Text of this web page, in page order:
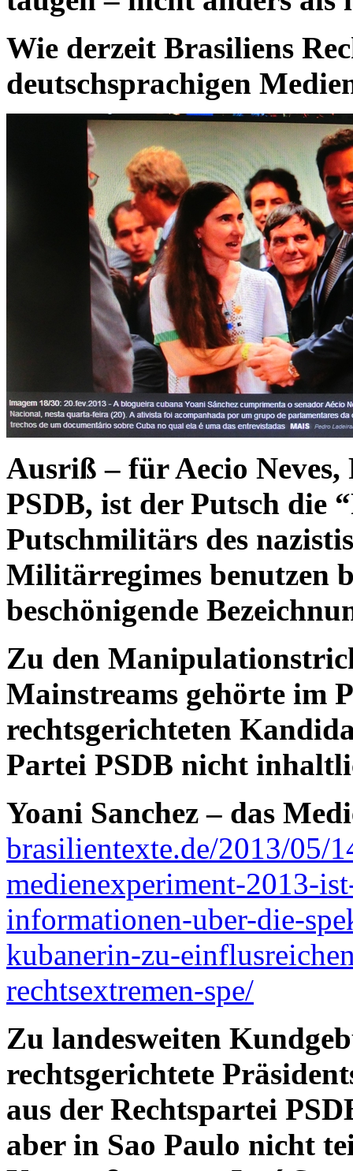
Wie derzeit Brasiliens
deutschsprachigen
Ausriß – für Aecio
PSDB, ist der Putsch die
Putschmilitärs des
Militärregimes benutzen
beschönigende
Zu den
Mainstreams gehörte im
rechtsgerichteten
Partei PSDB nicht
Yoani Sanchez – das
brasilientexte.de/2013/05/
medienexperiment-2013-
informationen-uber-die-
kubanerin-zu-
rechtsextremen-spe/
Zu landesweiten
rechtsgerichtete
aus der Rechtspartei
aber in Sao Paulo nicht